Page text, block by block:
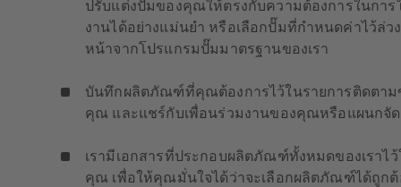
ปรับแต่งปั๊มของคุณให้ตรงกับความต้องการในการ
งานได้อย่างแม่นยำ หรือเลือกปั๊มที่กำหนดค่าไว้ล่วง
หน้าจากโปรแกรมปั๊มมาตรฐานของเรา
บันทึกผลิตภัณฑ์ที่คุณต้องการไว้ในรายการติดตาม
คุณ และแชร์กับเพื่อนร่วมงานของคุณหรือแผนกจั
เรามีเอกสารที่ประกอบผลิตภัณฑ์ทั้งหมดของเราไว้
คุณ เพื่อให้คุณมั่นใจได้ว่าจะเลือกผลิตภัณฑ์ได้ถูกต้